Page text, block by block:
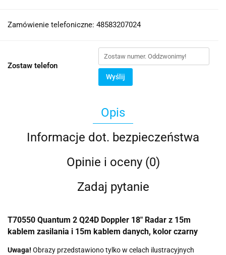
Zamówienie telefoniczne: 48583207024
Zostaw telefon
Wyślij
Opis
Informacje dot. bezpieczeństwa
Opinie i oceny (0)
Zadaj pytanie
T70550 Quantum 2 Q24D Doppler 18" Radar z 15m
kablem zasilania i 15m kablem danych, kolor czarny
Uwaga! Obrazy przedstawiono tylko w celach ilustracyjnych